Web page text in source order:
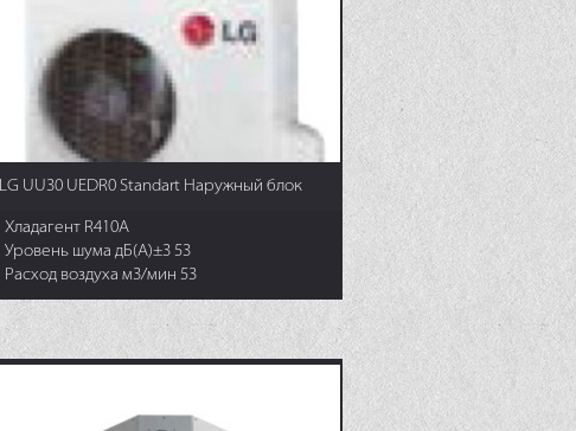
LG UU30 UEDR0 Standart Наружный блок
Хладагент R410A
Уровень шума дБ(А)±3 53
Расход воздуха м3/мин 53